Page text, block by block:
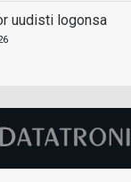
uudisti logonsa